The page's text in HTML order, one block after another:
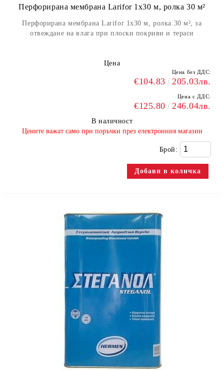
Перфорирана мембрана Larifor 1х30 м, ролка 30 м²
Перфорирана мембрана Larifor 1х30 м, ролка 30 м², за
отвеждане на влага при плоски покриви и тераси
Цена
Цена без ДДС:
€104.83 205.03лв.
Цена с ДДС:
€125.80 246.04лв.
В наличност
​Цените важат само при поръчки през електронния магазин
Брой: